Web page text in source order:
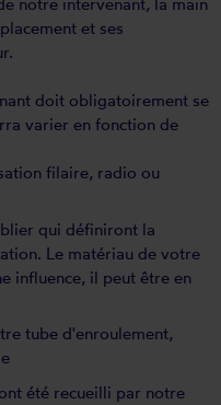
et ses
doit obligatoirement se
varier en fonction de
filaire, radio ou
qui définiront la
Le matériau de votre
influence, il peut être en
tube d'enroulement,
été recueilli par notre